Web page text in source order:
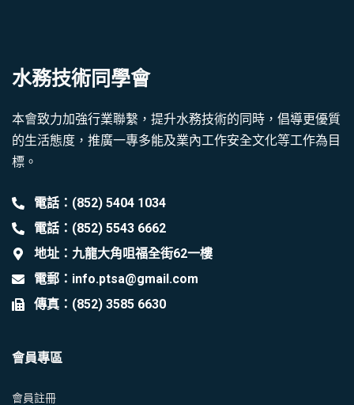
水務技術同學會
本會致力加強行業聯繫，提升水務技術的同時，倡導更優質
的生活態度，推廣一專多能及業內工作安全文化等工作為目
標。
電話：(852) 5404 1034
電話：(852) 5543 6662
地址：九龍大角咀福全街62一樓
電郵：info.ptsa@gmail.com
傳真：(852) 3585 6630
會員專區
會員註冊